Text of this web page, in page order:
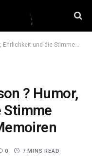
die Stimme hinter modernen Memoiren
? Humor,
Stimme
0 7 MINS READ